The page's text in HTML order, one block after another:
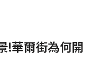
!華爾街為何開